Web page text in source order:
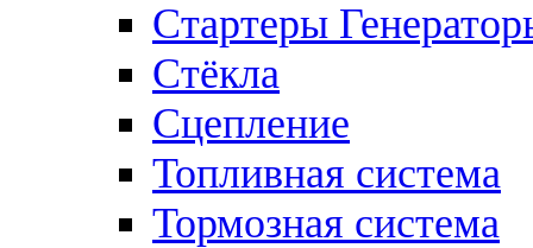
Стартеры
Стёкла
Сцепление
Топливная система
Тормозная система